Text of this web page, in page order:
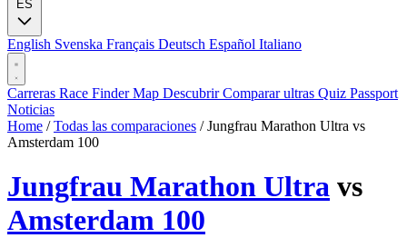
English Svenska Français Deutsch Español Italiano
Carreras Race FinderMap DescubrirComparar ultras Quiz Passport
Noticias
Home / Todas las comparaciones / Jungfrau Marathon Ultra vs
Amsterdam 100
Jungfrau Marathon Ultra vs
Amsterdam 100